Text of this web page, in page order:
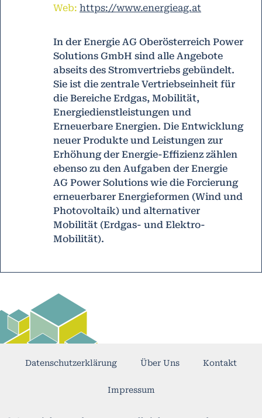
Web: https://www.energieag.at
In der Energie AG Oberösterreich Power
Solutions GmbH sind alle Angebote
abseits des Stromvertriebs gebündelt.
Sie ist die zentrale Vertriebseinheit für
die Bereiche Erdgas, Mobilität,
Energiedienstleistungen und
Erneuerbare Energien. Die Entwicklung
neuer Produkte und Leistungen zur
Erhöhung der Energie-Effizienz zählen
ebenso zu den Aufgaben der Energie
AG Power Solutions wie die Forcierung
erneuerbarer Energieformen (Wind und
Photovoltaik) und alternativer
Mobilität (Erdgas- und Elektro-
Mobilität).
Datenschutzerklärung Über Uns Kontakt
Impressum